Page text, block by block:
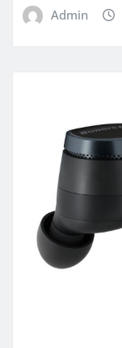
Admin